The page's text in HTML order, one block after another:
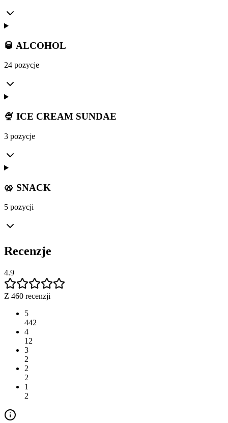
🥃 ALCOHOL
24 pozycje
🍨 ICE CREAM SUNDAE
3 pozycje
🥨 SNACK
5 pozycji
Recenzje
4.9
Z 460 recenzji
5
442
4
12
3
2
2
2
1
2